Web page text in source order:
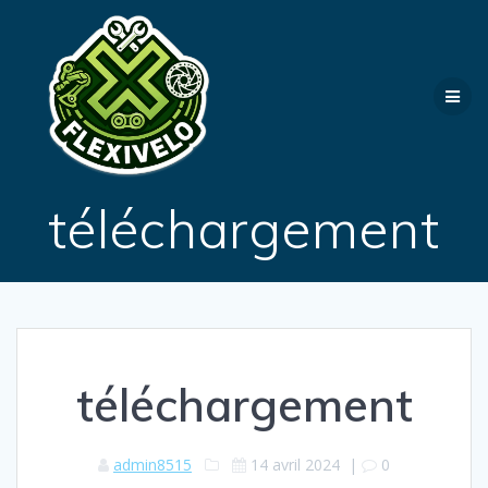
téléchargement
téléchargement
admin8515 14 avril 2024 | 0